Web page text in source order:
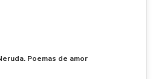
Poemas de amor